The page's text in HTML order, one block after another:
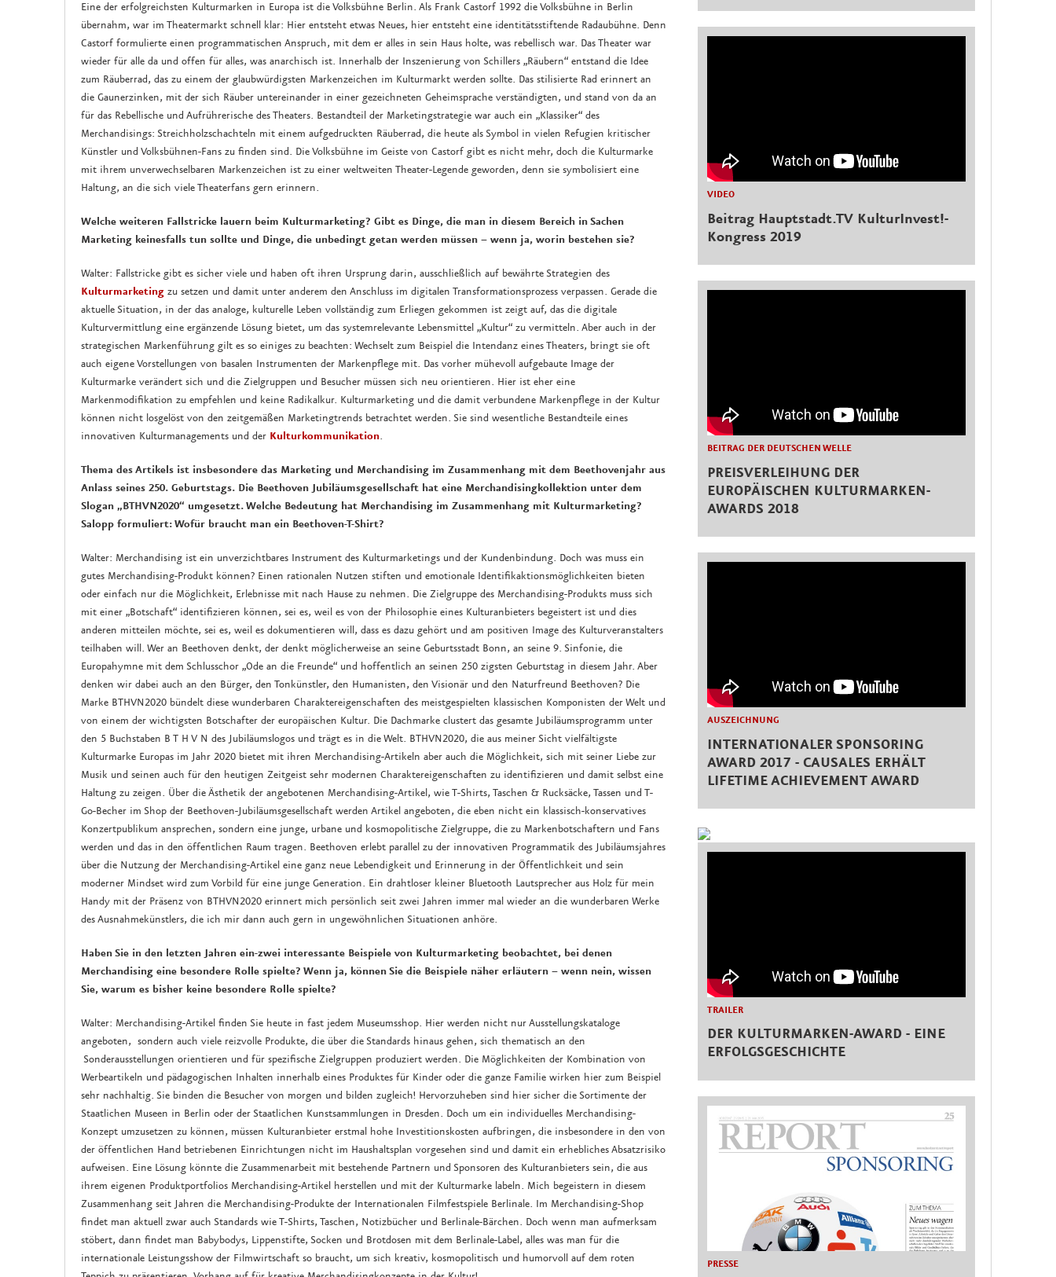
Eine der erfolgreichsten Kulturmarken in Europa ist die Volksbühne Berlin. Als Frank Castorf 1992 die Volksbühne in Berlin
übernahm, war im Theatermarkt schnell klar: Hier entsteht etwas Neues, hier entsteht eine identitätsstiftende Radaubühne. Denn
Castorf formulierte einen programmatischen Anspruch, mit dem er alles in sein Haus holte, was rebellisch war. Das Theater war
wieder für alle da und offen für alles, was anarchisch ist. Innerhalb der Inszenierung von Schillers „Räubern“ entstand die Idee
zum Räuberrad, das zu einem der glaubwürdigsten Markenzeichen im Kulturmarkt werden sollte. Das stilisierte Rad erinnert an
die Gaunerzinken, mit der sich Räuber untereinander in einer gezeichneten Geheimsprache verständigten, und stand von da an
für das Rebellische und Aufrührerische des Theaters. Bestandteil der Marketingstrategie war auch ein „Klassiker“ des
Merchandisings: Streichholzschachteln mit einem aufgedruckten Räuberrad, die heute als Symbol in vielen Refugien kritischer
Künstler und Volksbühnen-Fans zu finden sind. Die Volksbühne im Geiste von Castorf gibt es nicht mehr, doch die Kulturmarke
mit ihrem unverwechselbaren Markenzeichen ist zu einer weltweiten Theater-Legende geworden, denn sie symbolisiert eine
Haltung, an die sich viele Theaterfans gern erinnern.
Welche weiteren Fallstricke lauern beim Kulturmarketing? Gibt es Dinge, die man in diesem Bereich in Sachen
Marketing keinesfalls tun sollte und Dinge, die unbedingt getan werden müssen – wenn ja, worin bestehen sie?
Walter: Fallstricke gibt es sicher viele und haben oft ihren Ursprung darin, ausschließlich auf bewährte Strategien des
Kulturmarketing zu setzen und damit unter anderem den Anschluss im digitalen Transformationsprozess verpassen. Gerade die
aktuelle Situation, in der das analoge, kulturelle Leben vollständig zum Erliegen gekommen ist zeigt auf, das die digitale
Kulturvermittlung eine ergänzende Lösung bietet, um das systemrelevante Lebensmittel „Kultur“ zu vermitteln. Aber auch in der
strategischen Markenführung gilt es so einiges zu beachten: Wechselt zum Beispiel die Intendanz eines Theaters, bringt sie oft
auch eigene Vorstellungen von basalen Instrumenten der Markenpflege mit. Das vorher mühevoll aufgebaute Image der
Kulturmarke verändert sich und die Zielgruppen und Besucher müssen sich neu orientieren. Hier ist eher eine
Markenmodifikation zu empfehlen und keine Radikalkur. Kulturmarketing und die damit verbundene Markenpflege in der Kultur
können nicht losgelöst von den zeitgemäßen Marketingtrends betrachtet werden. Sie sind wesentliche Bestandteile eines
innovativen Kulturmanagements und der Kulturkommunikation.
Thema des Artikels ist insbesondere das Marketing und Merchandising im Zusammenhang mit dem Beethovenjahr aus
Anlass seines 250. Geburtstags. Die Beethoven Jubiläumsgesellschaft hat eine Merchandisingkollektion unter dem
Slogan „BTHVN2020“ umgesetzt. Welche Bedeutung hat Merchandising im Zusammenhang mit Kulturmarketing?
Salopp formuliert: Wofür braucht man ein Beethoven-T-Shirt?
Walter: Merchandising ist ein unverzichtbares Instrument des Kulturmarketings und der Kundenbindung. Doch was muss ein
gutes Merchandising-Produkt können? Einen rationalen Nutzen stiften und emotionale Identifikaktionsmöglichkeiten bieten
oder einfach nur die Möglichkeit, Erlebnisse mit nach Hause zu nehmen. Die Zielgruppe des Merchandising-Produkts muss sich
mit einer „Botschaft“ identifizieren können, sei es, weil es von der Philosophie eines Kulturanbieters begeistert ist und dies
anderen mitteilen möchte, sei es, weil es dokumentieren will, dass es dazu gehört und am positiven Image des Kulturveranstalters
teilhaben will. Wer an Beethoven denkt, der denkt möglicherweise an seine Geburtsstadt Bonn, an seine 9. Sinfonie, die
Europahymne mit dem Schlusschor „Ode an die Freunde“ und hoffentlich an seinen 250 zigsten Geburtstag in diesem Jahr. Aber
denken wir dabei auch an den Bürger, den Tonkünstler, den Humanisten, den Visionär und den Naturfreund Beethoven? Die
Marke BTHVN2020 bündelt diese wunderbaren Charaktereigenschaften des meistgespielten klassischen Komponisten der Welt und
von einem der wichtigsten Botschafter der europäischen Kultur. Die Dachmarke clustert das gesamte Jubiläumsprogramm unter
den 5 Buchstaben B T H V N des Jubiläumslogos und trägt es in die Welt. BTHVN2020, die aus meiner Sicht vielfältigste
Kulturmarke Europas im Jahr 2020 bietet mit ihren Merchandising-Artikeln aber auch die Möglichkeit, sich mit seiner Liebe zur
Musik und seinen auch für den heutigen Zeitgeist sehr modernen Charaktereigenschaften zu identifizieren und damit selbst eine
Haltung zu zeigen. Über die Ästhetik der angebotenen Merchandising-Artikel, wie T-Shirts, Taschen & Rucksäcke, Tassen und T-
Go-Becher im Shop der Beethoven-Jubiläumsgesellschaft werden Artikel angeboten, die eben nicht ein klassisch-konservatives
Konzertpublikum ansprechen, sondern eine junge, urbane und kosmopolitische Zielgruppe, die zu Markenbotschaftern und Fans
werden und das in den öffentlichen Raum tragen. Beethoven erlebt parallel zu der innovativen Programmatik des Jubiläumsjahres
über die Nutzung der Merchandising-Artikel eine ganz neue Lebendigkeit und Erinnerung in der Öffentlichkeit und sein
moderner Mindset wird zum Vorbild für eine junge Generation. Ein drahtloser kleiner Bluetooth Lautsprecher aus Holz für mein
Handy mit der Präsenz von BTHVN2020 erinnert mich persönlich seit zwei Jahren immer mal wieder an die wunderbaren Werke
des Ausnahmekünstlers, die ich mir dann auch gern in ungewöhnlichen Situationen anhöre.
Haben Sie in den letzten Jahren ein-zwei interessante Beispiele von Kulturmarketing beobachtet, bei denen
Merchandising eine besondere Rolle spielte? Wenn ja, können Sie die Beispiele näher erläutern – wenn nein, wissen
Sie, warum es bisher keine besondere Rolle spielte?
Walter: Merchandising-Artikel finden Sie heute in fast jedem Museumsshop. Hier werden nicht nur Ausstellungskataloge
angeboten, sondern auch viele reizvolle Produkte, die über die Standards hinaus gehen, sich thematisch an den
Sonderausstellungen orientieren und für spezifische Zielgruppen produziert werden. Die Möglichkeiten der Kombination von
Werbeartikeln und pädagogischen Inhalten innerhalb eines Produktes für Kinder oder die ganze Familie wirken hier zum Beispiel
sehr nachhaltig. Sie binden die Besucher von morgen und bilden zugleich! Hervorzuheben sind hier sicher die Sortimente der
Staatlichen Museen in Berlin oder der Staatlichen Kunstsammlungen in Dresden. Doch um ein individuelles Merchandising-
Konzept umzusetzen zu können, müssen Kulturanbieter erstmal hohe Investitionskosten aufbringen, die insbesondere in den von
der öffentlichen Hand betriebenen Einrichtungen nicht im Haushaltsplan vorgesehen sind und damit ein erhebliches Absatzrisiko
aufweisen. Eine Lösung könnte die Zusammenarbeit mit bestehende Partnern und Sponsoren des Kulturanbieters sein, die aus
ihrem eigenen Produktportfolios Merchandising-Artikel herstellen und mit der Kulturmarke labeln. Mich begeistern in diesem
Zusammenhang seit Jahren die Merchandising-Produkte der Internationalen Filmfestspiele Berlinale. Im Merchandising-Shop
findet man aktuell zwar auch Standards wie T-Shirts, Taschen, Notizbücher und Berlinale-Bärchen. Doch wenn man aufmerksam
stöbert, dann findet man Babybodys, Lippenstifte, Socken und Brotdosen mit dem Berlinale-Label, alles was man für die
internationale Leistungsshow der Filmwirtschaft so braucht, um sich kreativ, kosmopolitisch und humorvoll auf dem roten
VIDEO
Beitrag Hauptstadt.TV KulturInvest!-
Kongress 2019
BEITRAG DER DEUTSCHEN WELLE
PREISVERLEIHUNG DER
EUROPÄISCHEN KULTURMARKEN-
AWARDS 2018
AUSZEICHNUNG
INTERNATIONALER SPONSORING
AWARD 2017 - CAUSALES ERHÄLT
LIFETIME ACHIEVEMENT AWARD
TRAILER
DER KULTURMARKEN-AWARD - EINE
ERFOLGSGESCHICHTE
PRESSE